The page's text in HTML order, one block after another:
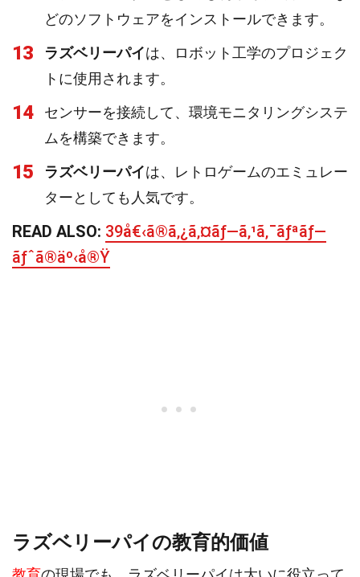
どのソフトウェアをインストールできます。
13 ラズベリーパイは、ロボット工学のプロジェク
トに使用されます。
14
センサーを接続して、環境モニタリングシステ
ムを構築できます。
15 ラズベリーパイは、レトロゲームのエミュレー
ターとしても人気です。
READ ALSO: 39å€‹ã®ã‚¿ã‚¤ãƒ—ã‚¹ã‚¯ãƒªãƒ—
ãƒˆã®äº‹å®Ÿ
ラズベリーパイの教育的価値